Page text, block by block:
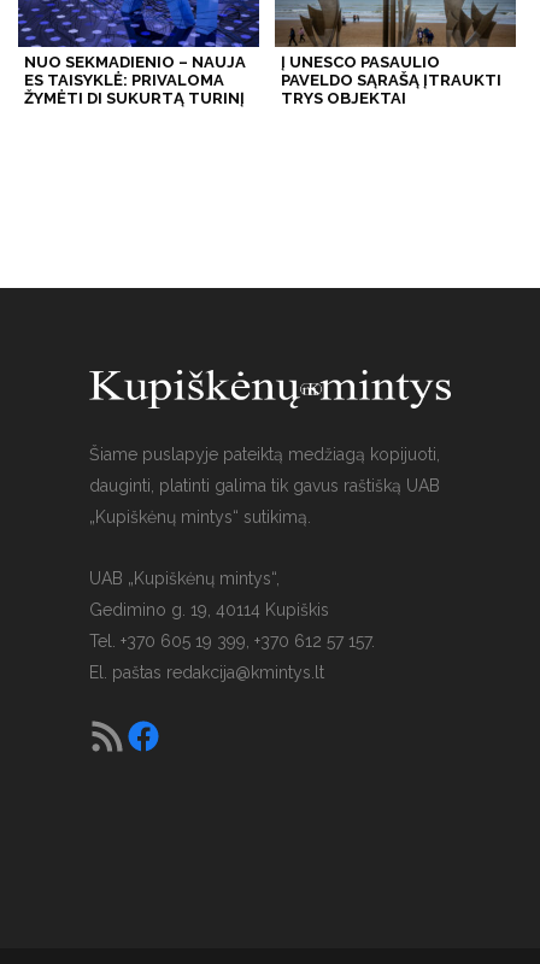
NUO SEKMADIENIO – NAUJA
ES TAISYKLĖ: PRIVALOMA
ŽYMĖTI DI SUKURTĄ TURINĮ
Į UNESCO PASAULIO
PAVELDO SĄRAŠĄ ĮTRAUKTI
TRYS OBJEKTAI
Šiame puslapyje pateiktą medžiagą kopijuoti,
dauginti, platinti galima tik gavus raštišką UAB
„Kupiškėnų mintys“ sutikimą.
UAB „Kupiškėnų mintys“,
Gedimino g. 19, 40114 Kupiškis
Tel. +370 605 19 399, +370 612 57 157.
El. paštas redakcija@kmintys.lt